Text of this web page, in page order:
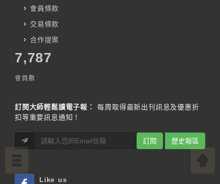
會員條款
交易條款
合作提案
7,787
會員數
訂閱大師輕鬆讀電子報：
每周取得最新出刊訊息及優惠折
扣等重要訊息通知！
訂閱 歷史報區
Like us